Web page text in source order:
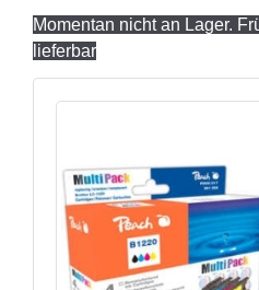
Momentan nicht an Lager.
lieferbar